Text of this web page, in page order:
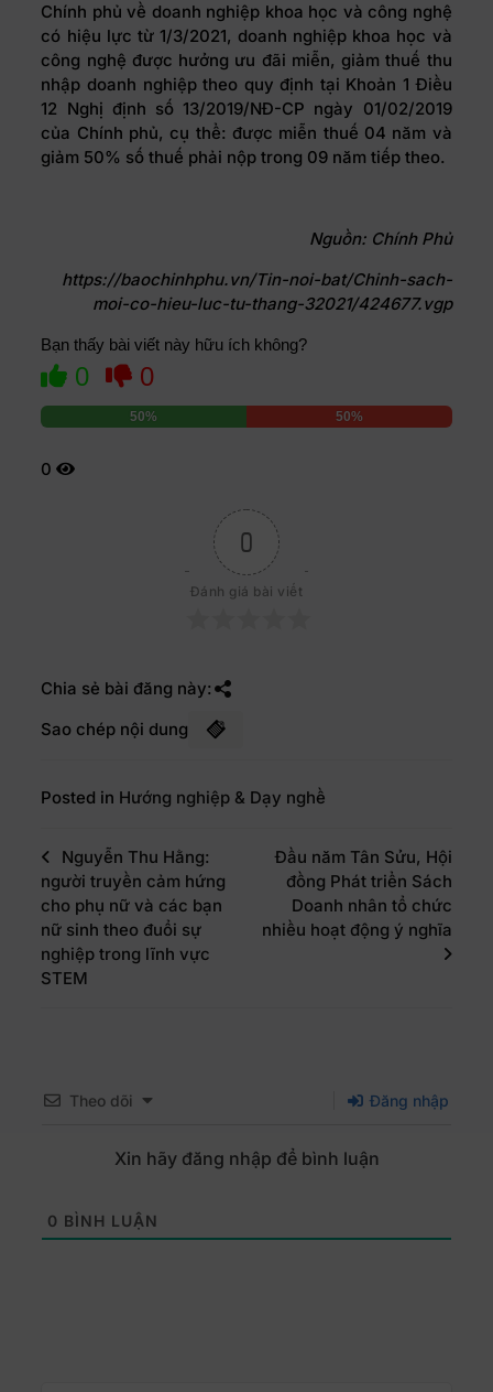
Chính phủ về doanh nghiệp khoa học và công nghệ
có hiệu lực từ 1/3/2021, doanh nghiệp khoa học và
công nghệ được hưởng ưu đãi miễn, giảm thuế thu
nhập doanh nghiệp theo quy định tại Khoản 1 Điều
12 Nghị định số 13/2019/NĐ-CP ngày 01/02/2019
của Chính phủ, cụ thể: được miễn thuế 04 năm và
giảm 50% số thuế phải nộp trong 09 năm tiếp theo.
Nguồn: Chính Phủ
https://baochinhphu.vn/Tin-noi-bat/Chinh-sach-
moi-co-hieu-luc-tu-thang-32021/424677.vgp
Bạn thấy bài viết này hữu ích không?
0 0
50% 50%
0
0
Đánh giá bài viết
Chia sẻ bài đăng này:
Sao chép nội dung
Posted in Hướng nghiệp & Dạy nghề
Nguyễn Thu Hằng:
người truyền cảm hứng
cho phụ nữ và các bạn
nữ sinh theo đuổi sự
nghiệp trong lĩnh vực
STEM
Đầu năm Tân Sửu, Hội
đồng Phát triển Sách
Doanh nhân tổ chức
nhiều hoạt động ý nghĩa
Theo dõi Đăng nhập
Xin hãy đăng nhập để bình luận
0 BÌNH LUẬN